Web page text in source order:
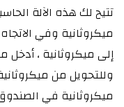
تتيح لك هذه الآلة
ميكروثانية وفي
إلى ميكروثانية ،
وللتحويل من
ميكروثانية في